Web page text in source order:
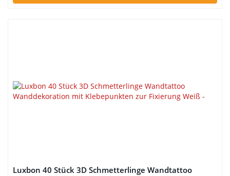
Luxbon 40 Stück 3D Schmetterlinge Wandtattoo